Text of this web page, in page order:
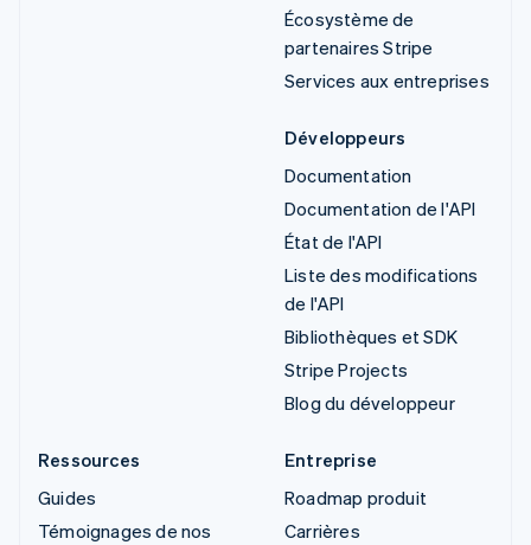
Écosystème de
partenaires Stripe
Services aux entreprises
Développeurs
Documentation
Documentation de l'API
État de l'API
Liste des modifications
de l'API
Bibliothèques et SDK
Stripe Projects
Blog du développeur
Ressources
Guides
Témoignages de nos
Entreprise
Roadmap produit
Carrières